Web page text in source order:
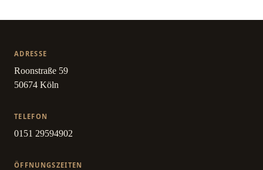
ADRESSE
Roonstraße 59
50674 Köln
TELEFON
0151 29594902
ÖFFNUNGSZEITEN